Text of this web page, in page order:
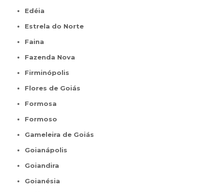
Edéia
Estrela do Norte
Faina
Fazenda Nova
Firminópolis
Flores de Goiás
Formosa
Formoso
Gameleira de Goiás
Goianápolis
Goiandira
Goianésia